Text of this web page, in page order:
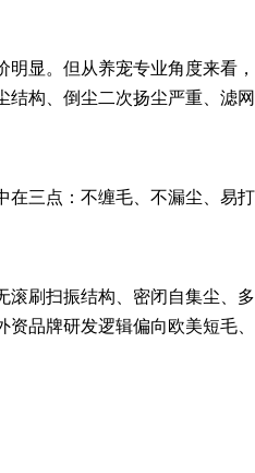
显。但从养宠专业角度来看，
结构、倒尘二次扬尘严重、滤网
在三点：不缠毛、不漏尘、易打
滚刷扫振结构、密闭自集尘、多
品牌研发逻辑偏向欧美短毛、